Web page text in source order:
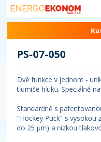
PS-07-050
Dvě funkce v jednom -
tlumiče hluku. Speciálně
Standardně s
"Hockey Puck" s vysokou
do 25 µm) a nízkou